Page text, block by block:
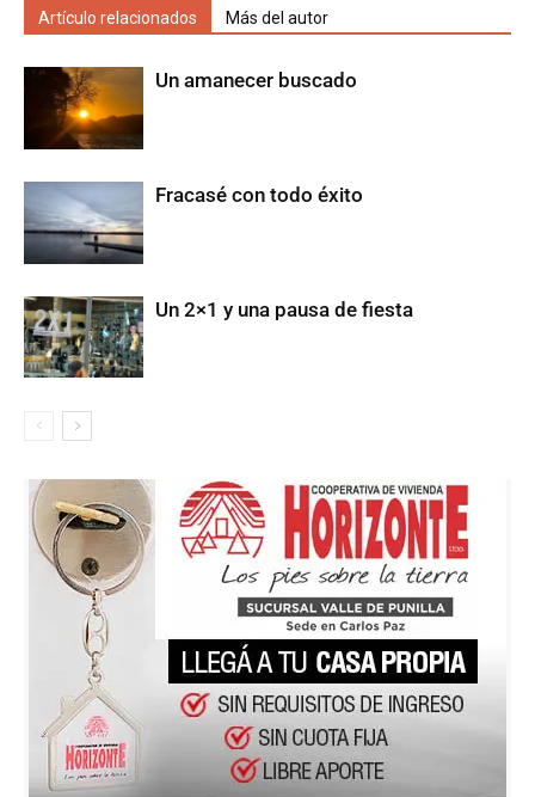
Artículo relacionados Más del autor
Un amanecer buscado
Fracasé con todo éxito
Un 2×1 y una pausa de fiesta